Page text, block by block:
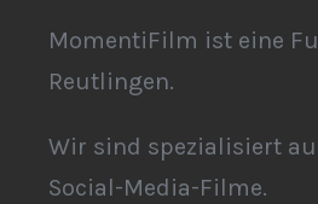
MomentiFilm ist eine
Reutlingen.
Wir sind spezialisiert
Social-Media-Filme.